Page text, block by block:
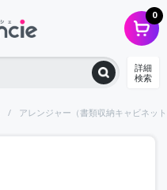
0
詳細
検索
アレンジャー（書類収納キャビネッ